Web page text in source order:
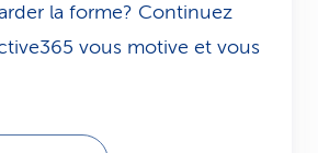
la forme? Continuez
vous motive et vous